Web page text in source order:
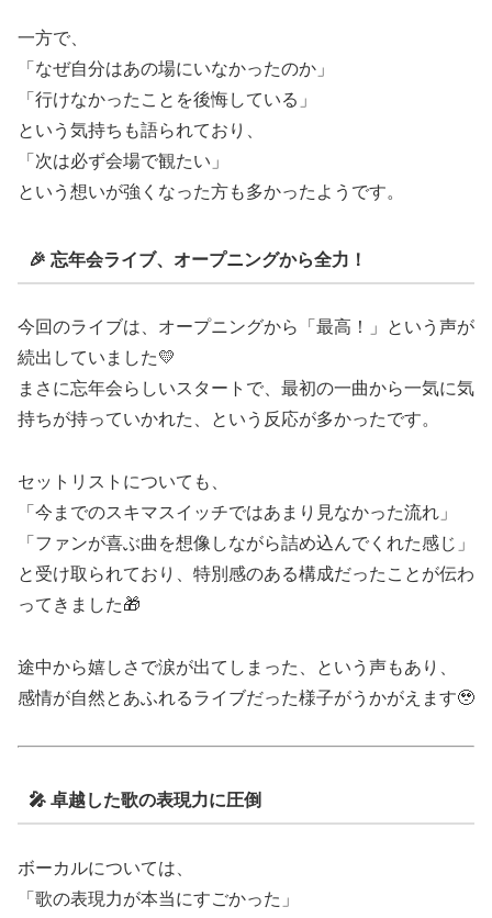
一方で、
「なぜ自分はあの場にいなかったのか」
「行けなかったことを後悔している」
という気持ちも語られており、
「次は必ず会場で観たい」
という想いが強くなった方も多かったようです。
🎉 忘年会ライブ、オープニングから全力！
今回のライブは、オープニングから「最高！」という声が
続出していました💛
まさに忘年会らしいスタートで、最初の一曲から一気に気
持ちが持っていかれた、という反応が多かったです。
セットリストについても、
「今までのスキマスイッチではあまり見なかった流れ」
「ファンが喜ぶ曲を想像しながら詰め込んでくれた感じ」
と受け取られており、特別感のある構成だったことが伝わ
ってきました🎁
途中から嬉しさで涙が出てしまった、という声もあり、
感情が自然とあふれるライブだった様子がうかがえます🥹
🎤 卓越した歌の表現力に圧倒
ボーカルについては、
「歌の表現力が本当にすごかった」